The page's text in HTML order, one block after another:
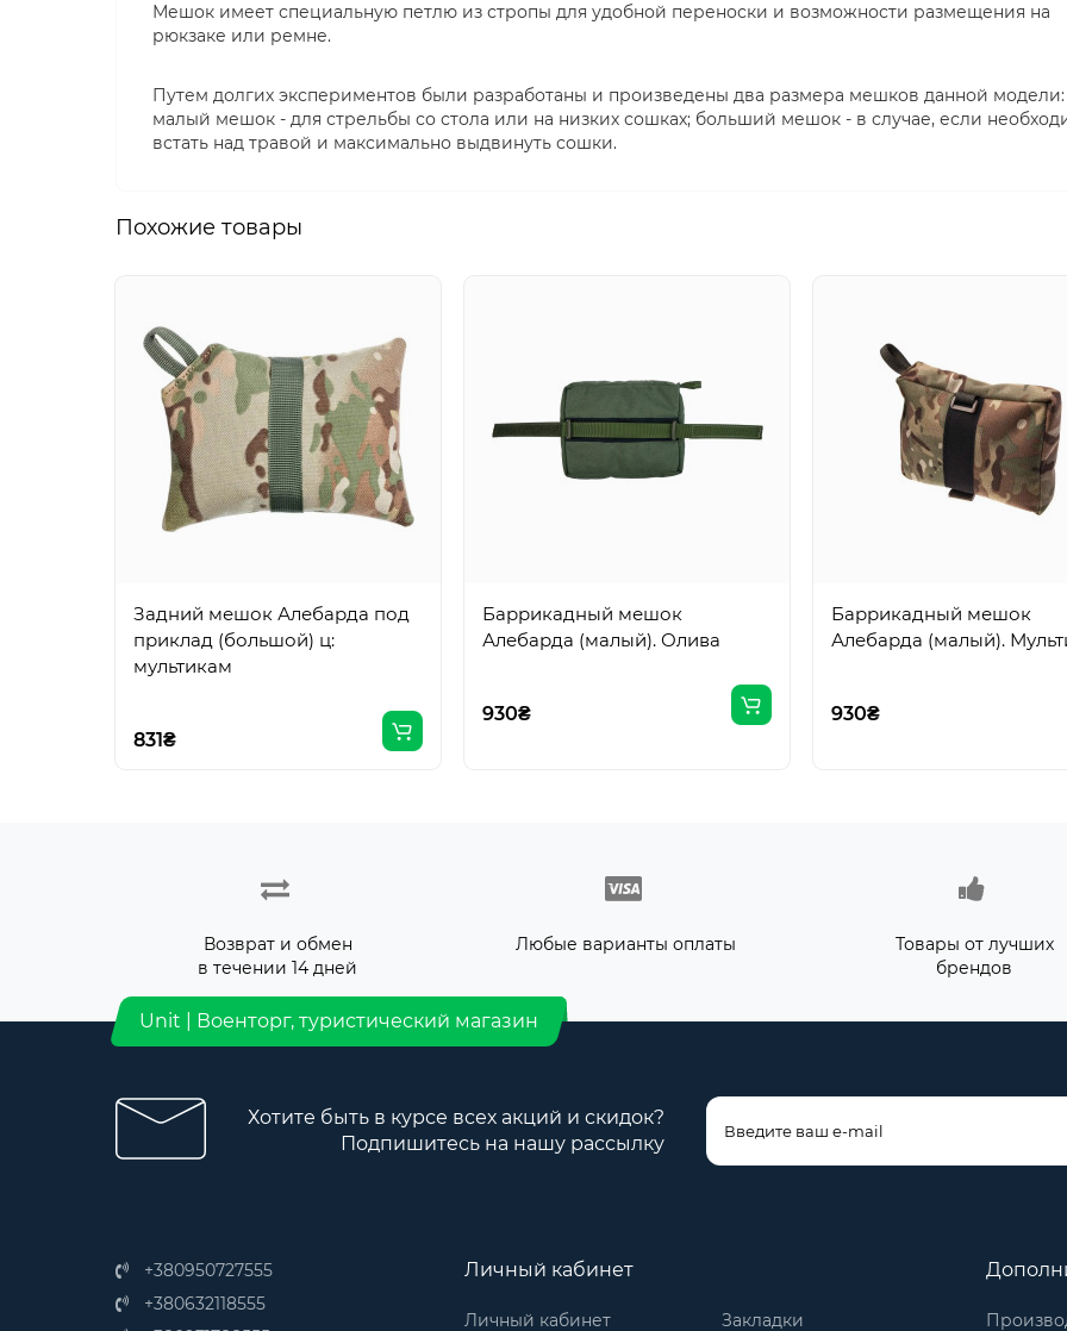
Мешок имеет специальную петлю из стропы для удобной переноски и возможности размещения на
рюкзаке или ремне.
Путем долгих экспериментов были разработаны и произведены два размера мешков данной модели:
малый мешок - для стрельбы со стола или на низких сошках; больший мешок - в случае, если
встать над травой и максимально выдвинуть сошки.
Похожие товары
Задний мешок Алебарда под
приклад (большой) ц:
мультикам
831₴
Баррикадный мешок
Алебарда (малый). Олива
930₴
Баррикадный мешок
Алебарда (малый).
930₴
Возврат и обмен
в течении 14 дней
Любые варианты оплаты
Товары от лучших
брендов
Unit | Военторг, туристический магазин
Хотите быть в курсе всех акций и скидок?
Подпишитесь на нашу рассылку
+380950727555
+380632118555
Личный кабинет
Личный кабинет Закладки